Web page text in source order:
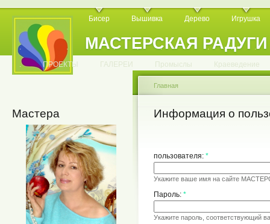
МАСТЕРСКАЯ РАДУГИ
Бисер Вышивка Дерево Игрушка
. . . . . . . . . . .
. ПРОЕКТЫ ГАЛЕРЕИ Промыслы Краеведение
Мастера
Главная
Информация о
пользователя: *
Укажите ваше имя на сайте
Пароль: *
Укажите пароль, соответствующий